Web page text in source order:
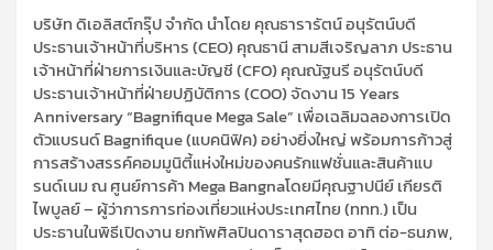
บริษัทดิเอลิสต์กรุ๊ป จํากัด นำโดย คุณธารารัตน์ อนุรัตน์บดี
ประธานเจ้าหน้าที่บริหาร (CEO)คุณธานี สามสีเจริญลาภ ประธาน
เจ้าหน้าที่ฝ่ายการเงินและบัญชี(CFO)คุณณัฐนรี อนุรัตน์บดี
ประธานเจ้าหน้าที่ฝ่ายปฏิบัติการ (COO)จัดงาน15 Years
Anniversary “BagnifiqueMega Sale” เพื่อเฉลิมฉลองการเปิด
ตัวแบรนด์Bagnifique(แบคนิฟิค)อย่างยิ่งใหญ่พร้อมการก้าวสู่
การสร้างสรรค์คอมมูนิตี้แห่งใหม่ของคนรักแฟชั่นและสินค้าแบ
รนด์เนมณ ศูนย์การค้า MegaBangnaโดยมีคุณฐาปนีย์เกียรติ
ไพบูลย์ – ผู้ว่าการการท่องเที่ยวแห่งประเทศไทย (ททท.)เป็น
ประธานในพิธีเปิดงานยกทัพศิลปินดาราสุดฮอต อาทิต่อ-ธนภพ,